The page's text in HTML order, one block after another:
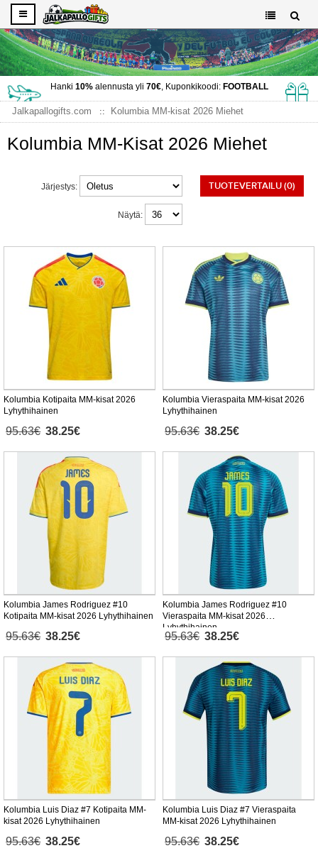
Hanki 10%alennusta yli 70€, Kuponkikoodi: FOOTBALL
Jalkapallogifts.com Kolumbia MM-kisat 2026 Miehet
Kolumbia MM-Kisat 2026 Miehet
TUOTEVERTAILU (0)
Järjestys:
Näytä:
Kolumbia Kotipaita MM-kisat 2026
Lyhythihainen
95.63€ 38.25€
Kolumbia Vieraspaita MM-kisat 2026
Lyhythihainen
95.63€ 38.25€
Kolumbia James Rodriguez #10
Kotipaita MM-kisat 2026 Lyhythihainen
95.63€ 38.25€
Kolumbia James Rodriguez #10
Vieraspaita MM-kisat 2026
Lyhythihainen
95.63€ 38.25€
Kolumbia Luis Diaz #7 Kotipaita MM-
kisat 2026 Lyhythihainen
95.63€ 38.25€
Kolumbia Luis Diaz #7 Vieraspaita
MM-kisat 2026 Lyhythihainen
95.63€ 38.25€